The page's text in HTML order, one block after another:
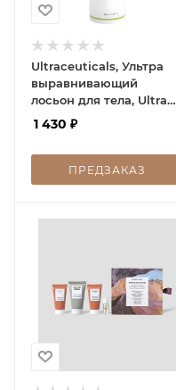
Ultraceuticals, Ультра
выравнивающий
лосьон для тела, Ultra
Retexturising Body
1 430 ₽
ПРЕДЗАКАЗ